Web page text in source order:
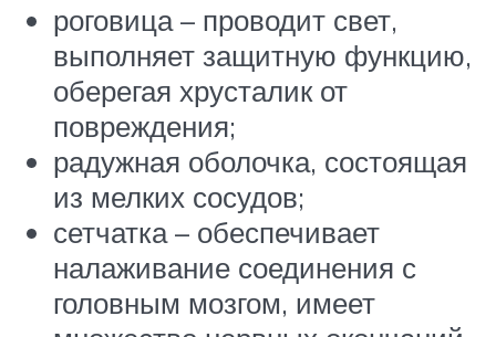
роговица – проводит свет,
выполняет защитную функцию,
оберегая хрусталик от
повреждения;
радужная оболочка, состоящая
из мелких сосудов;
сетчатка – обеспечивает
налаживание соединения с
головным мозгом, имеет